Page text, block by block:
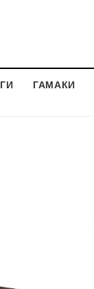
ГАМАКИ